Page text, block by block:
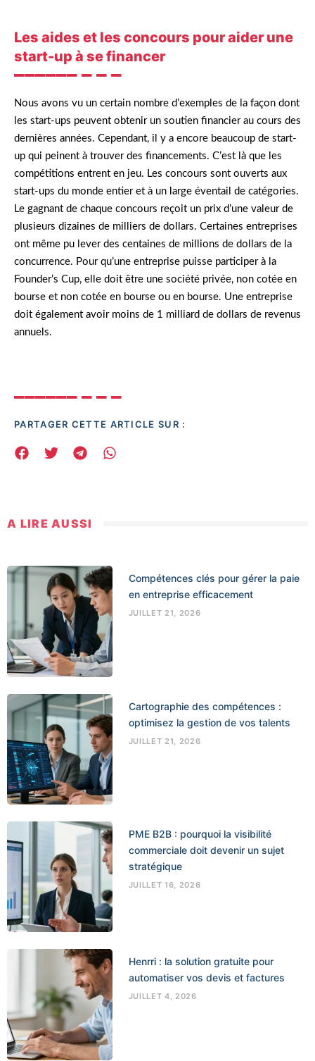
Les aides et les concours pour aider une
start-up à se financer
Nous avons vu un certain nombre d’exemples de la façon dont
les start-ups peuvent obtenir un soutien financier au cours des
dernières années. Cependant, il y a encore beaucoup de start-
up qui peinent à trouver des financements. C’est là que les
compétitions entrent en jeu. Les concours sont ouverts aux
start-ups du monde entier et à un large éventail de catégories.
Le gagnant de chaque concours reçoit un prix d’une valeur de
plusieurs dizaines de milliers de dollars. Certaines entreprises
ont même pu lever des centaines de millions de dollars de la
concurrence. Pour qu’une entreprise puisse participer à la
Founder’s Cup, elle doit être une société privée, non cotée en
bourse et non cotée en bourse ou en bourse. Une entreprise
doit également avoir moins de 1 milliard de dollars de revenus
annuels.
PARTAGER CETTE ARTICLE SUR :
A LIRE AUSSI
Compétences clés pour gérer la paie
en entreprise efficacement
JUILLET 21, 2026
Cartographie des compétences :
optimisez la gestion de vos talents
JUILLET 21, 2026
PME B2B : pourquoi la visibilité
commerciale doit devenir un sujet
stratégique
JUILLET 16, 2026
Henrri : la solution gratuite pour
automatiser vos devis et factures
JUILLET 4, 2026